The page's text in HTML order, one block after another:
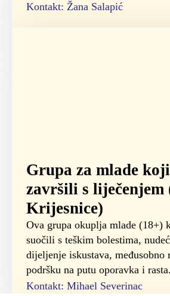
Kontakt: Žana Salapić
Grupa za mlade
završili s
Krijesnice)
Ova grupa okuplja mlade (18+)
suočili s teškim bolestima,
dijeljenje iskustava, međusobno
podršku na putu oporavka i rasta.
Kontakt: Mihael Severinac